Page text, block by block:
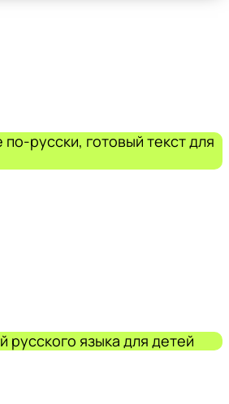
русски, готовый текст для
языка для детей